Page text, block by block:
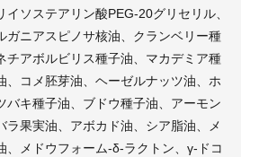
イソステアリン酸PEG-20グリセリル、
ガニアスピノサ核油、クランベリー種
チアボルビリス種子油、マカデミア種
、コメ胚芽油、ヘーゼルナッツ油、ホ
バキ種子油、ブドウ種子油、アーモン
ラ果実油、アボカド油、シア脂油、メ
、メドウフォーム-δ-ラクトン、γ-ドコ